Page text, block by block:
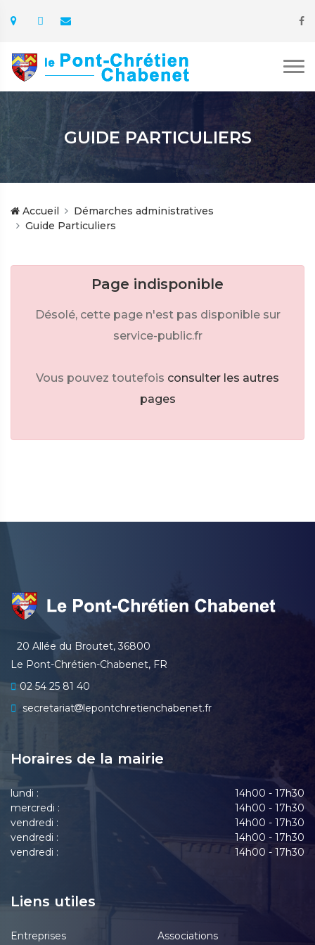
GUIDE PARTICULIERS
Accueil
Démarches administratives
Guide Particuliers
Page indisponible
Désolé, cette page n'est pas disponible sur
service-public.fr
Vous pouvez toutefois consulter les autres
pages
20 Allée du Broutet, 36800
Le Pont-Chrétien-Chabenet, FR
02 54 25 81 40
secretariat
lepontchretienchabenet.fr
Horaires de la mairie
lundi :
14h00 - 17h30
mercredi :
14h00 - 17h30
vendredi :
14h00 - 17h30
vendredi :
14h00 - 17h30
vendredi :
14h00 - 17h30
Liens utiles
Entreprises Associations